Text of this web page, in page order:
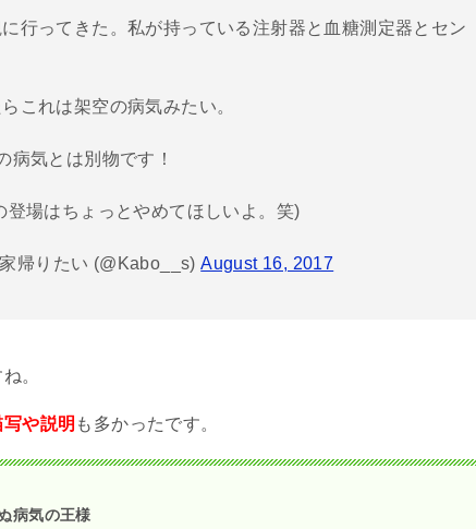
行ってきた。私が持っている注射器と血糖測定器とセン
これは架空の病気みたい。
病気とは別物です！
登場はちょっとやめてほしいよ。笑)
帰りたい (@Kabo__s)August 16, 2017
。
や説明 も多かったです。
病気の王様